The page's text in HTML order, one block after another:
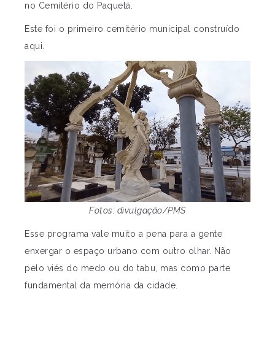
no Cemitério do Paquetá.
Este foi o primeiro cemitério municipal construído
aqui.
Fotos: divulgação/PMS
Esse programa vale muito a pena para a gente
enxergar o espaço urbano com outro olhar. Não
pelo viés do medo ou do tabu, mas como parte
fundamental da memória da cidade.